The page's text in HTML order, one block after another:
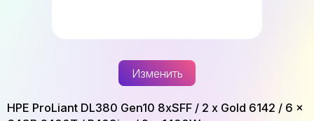
Изменить
HPE ProLiant DL380 Gen10 8xSFF / 2 x Gold 6142 / 6 x